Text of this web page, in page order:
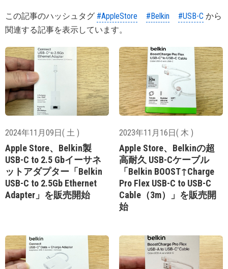
この記事のハッシュタグ #AppleStore #Belkin #USB-C から
関連する記事を表示しています。
2024年11月09日( 土 )
Apple Store、Belkin製
USB-C to 2.5 Gbイーサネ
ットアダプター「Belkin
USB-C to 2.5Gb Ethernet
Adapter」を販売開始
2023年11月16日( 木 )
Apple Store、Belkinの超
高耐久 USB-Cケーブル
「Belkin BOOST↑Charge
Pro Flex USB-C to USB-C
Cable（3m）」を販売開
始